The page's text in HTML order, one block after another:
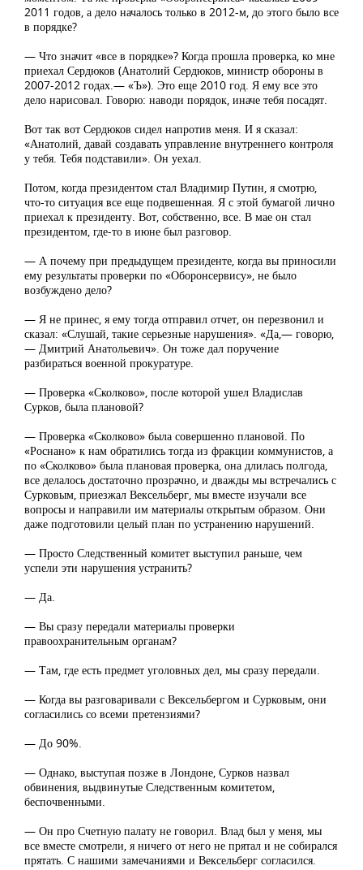
2011 годов, а дело началось только в 2012-м, до этого было все
в порядке?
— Что значит «все в порядке»? Когда прошла проверка, ко мне
приехал Сердюков (Анатолий Сердюков, министр обороны в
2007-2012 годах.— «Ъ»). Это еще 2010 год. Я ему все это
дело нарисовал. Говорю: наводи порядок, иначе тебя посадят.
Вот так вот Сердюков сидел напротив меня. И я сказал:
«Анатолий, давай создавать управление внутреннего контроля
у тебя. Тебя подставили». Он уехал.
Потом, когда президентом стал Владимир Путин, я смотрю,
что-то ситуация все еще подвешенная. Я с этой бумагой лично
приехал к президенту. Вот, собственно, все. В мае он стал
президентом, где-то в июне был разговор.
— А почему при предыдущем президенте, когда вы приносили
ему результаты проверки по «Оборонсервису», не было
возбуждено дело?
— Я не принес, я ему тогда отправил отчет, он перезвонил и
сказал: «Слушай, такие серьезные нарушения». «Да,— говорю,
— Дмитрий Анатольевич». Он тоже дал поручение
разбираться военной прокуратуре.
— Проверка «Сколково», после которой ушел Владислав
Сурков, была плановой?
— Проверка «Сколково» была совершенно плановой. По
«Роснано» к нам обратились тогда из фракции коммунистов, а
по «Сколково» была плановая проверка, она длилась полгода,
все делалось достаточно прозрачно, и дважды мы встречались с
Сурковым, приезжал Вексельберг, мы вместе изучали все
вопросы и направили им материалы открытым образом. Они
даже подготовили целый план по устранению нарушений.
— Просто Следственный комитет выступил раньше, чем
успели эти нарушения устранить?
— Да.
— Вы сразу передали материалы проверки
правоохранительным органам?
— Там, где есть предмет уголовных дел, мы сразу передали.
— Когда вы разговаривали с Вексельбергом и Сурковым, они
согласились со всеми претензиями?
— До 90%.
— Однако, выступая позже в Лондоне, Сурков назвал
обвинения, выдвинутые Следственным комитетом,
беспочвенными.
— Он про Счетную палату не говорил. Влад был у меня, мы
все вместе смотрели, я ничего от него не прятал и не собирался
прятать. С нашими замечаниями и Вексельберг согласился.